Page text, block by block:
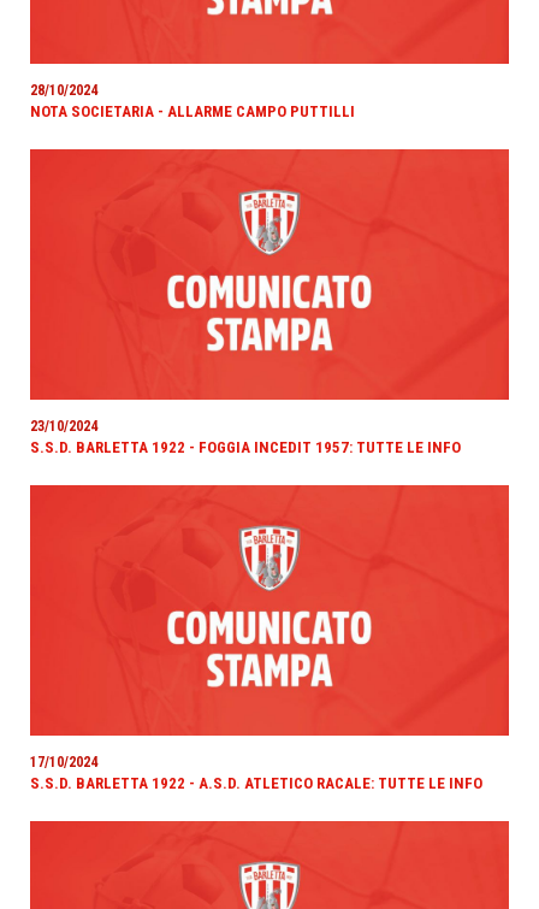
28/10/2024
NOTA SOCIETARIA - ALLARME CAMPO PUTTILLI
23/10/2024
S.S.D. BARLETTA 1922 - FOGGIA INCEDIT 1957: TUTTE LE INFO
17/10/2024
S.S.D. BARLETTA 1922 - A.S.D. ATLETICO RACALE: TUTTE LE INFO